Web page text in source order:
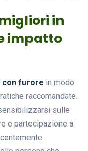
in
impatto
con furore in modo
raccomandate.
sulle
e partecipazione a